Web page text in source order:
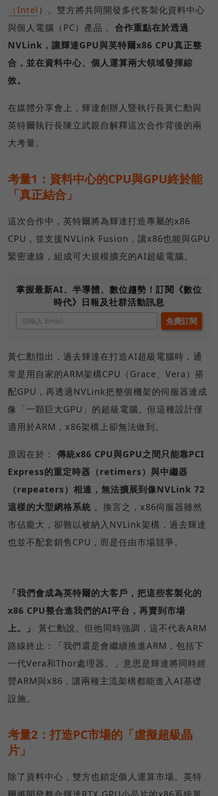
（Intel ）。雙方將共同開發多代客製化資料中心
與個人電腦（PC）產品， 合作重點在於透過
NVLink，讓輝達GPU與英特爾x86 CPU真正整
合，並在資料中心、個人運算兩大領域發揮綜
效。
在媒體分享會上，輝達創辦人暨執行長黃仁勳與
英特爾執行長陳立武親自解釋這次合作背後的兩
大考量。
考量1：資料中心的CPU與GPU終於能
「真正結合」
這次合作中，英特爾將為輝達打造專屬的x86
CPU，並支援NVLink Fusion，讓x86也能與GPU
緊密連線，組成可大規模擴充的AI超級電腦。
掌握最新AI、半導體、數位趨勢！訂閱《數位
時代》日報及社群活動訊息
黃仁勳指出，過去輝達在打造AI超級電腦時，通
常是用自家的ARM架構CPU（Grace、Vera）搭
配GPU，再透過NVLink把整個機架的伺服器連成
像「一顆巨大GPU」的超級電腦。但這種設計僅
適用於ARM，x86架構上卻無法做到。
原因在於： 傳統x86 CPU與GPU之間只能靠PCI
Express的重定時器（retimers）與中繼器
（repeaters）相連，無法擴展到像NVLink 72
這樣的大型網格系統 。換言之，x86伺服器雖然
市佔龐大，卻難以被納入NVLink架構，過去輝達
也並不配套銷售CPU，而是任由市場競爭。
「我們會成為英特爾的大客戶，把這些客製化的
x86 CPU整合進我們的AI平台，再賣到市場
上。」
黃仁勳說。但他同時強調，這不代表ARM
路線終止：「我們還是會繼續推進ARM，包括下
一代Vera和Thor處理器。」意思是輝達將同時經
營ARM與x86，讓兩種主流架構都能進入AI基礎
設施。
考量2：打造PC市場的「虛擬超級晶
片」
除了資料中心，雙方也鎖定個人運算市場。英特